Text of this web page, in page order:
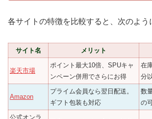
各サイトの特徴を比較すると、次のよう
サイト名 メリット
楽天市場
ポイント最大10倍、SPUキャ
ンペーン併用でさらにお得
在
分
Amazon
プライム会員なら翌日配送。
ギフト包装も対応
数
の
公式オンラ